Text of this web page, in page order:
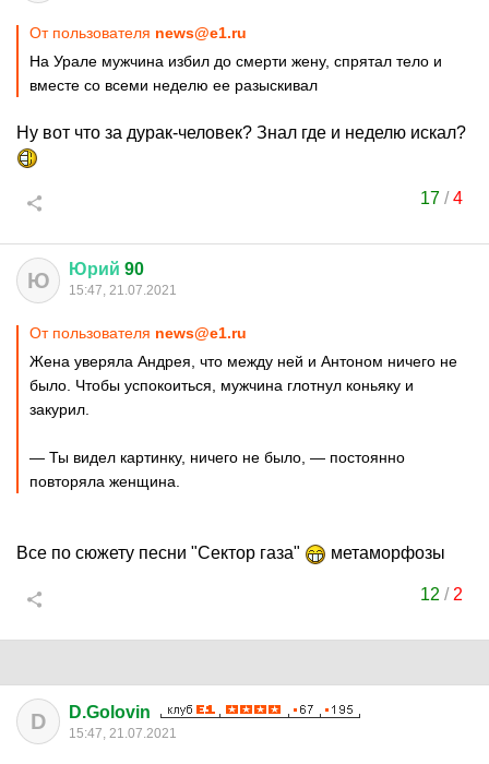
От пользователя news@e1.ru
На Урале мужчина избил до смерти жену, спрятал тело и
вместе со всеми неделю ее разыскивал
Ну вот что за дурак-человек? Знал где и неделю искал?
17 /4
Ю Юрий 90
15:47, 21.07.2021
От пользователя news@e1.ru
Жена уверяла Андрея, что между ней и Антоном ничего не
было. Чтобы успокоиться, мужчина глотнул коньяку и
закурил.
— Ты видел картинку, ничего не было, — постоянно
повторяла женщина.
Все по сюжету песни "Сектор газа" метаморфозы
12 / 2
D D.Golovin
15:47, 21.07.2021